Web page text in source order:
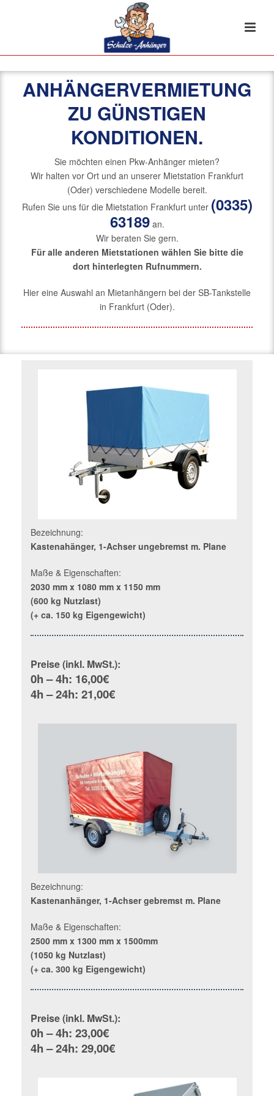
ANHÄNGERVERMIETUNG
ZU GÜNSTIGEN
KONDITIONEN.
Sie möchten einen Pkw-Anhänger mieten?
Wir halten vor Ort und an unserer Mietstation Frankfurt
(Oder) verschiedene Modelle bereit.
Rufen Sie uns für die Mietstation Frankfurt unter (0335)
63189an.
Wir beraten Sie gern.
Für alle anderen Mietstationen wählen Sie bitte die
dort hinterlegten Rufnummern.
Hier eine Auswahl an Mietanhängern bei der SB-Tankstelle
in Frankfurt (Oder).
Bezeichnung:
Kastenahänger, 1-Achser ungebremst m. Plane
Maße & Eigenschaften:
2030 mm x 1080 mm x 1150 mm
(600 kg Nutzlast)
(+ ca. 150 kg Eigengewicht)
Preise (inkl. MwSt.):
0h – 4h: 16,00€
4h – 24h: 21,00€
Bezeichnung:
Kastenanhänger, 1-Achser gebremst m. Plane
Maße & Eigenschaften:
2500 mm x 1300 mm x 1500mm
(1050 kg Nutzlast)
(+ ca. 300 kg Eigengewicht)
Preise (inkl. MwSt.):
0h – 4h: 23,00€
4h – 24h: 29,00€